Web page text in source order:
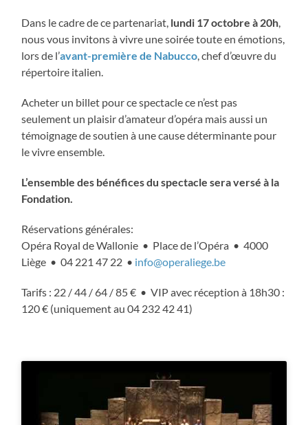
Dans le cadre de ce partenariat, lundi 17 octobre à 20h,
nous vous invitons à vivre une soirée toute en émotions,
lors de l’avant-première de Nabucco, chef d’œuvre du
répertoire italien.
Acheter un billet pour ce spectacle ce n’est pas
seulement un plaisir d’amateur d’opéra mais aussi un
témoignage de soutien à une cause déterminante pour
le vivre ensemble.
L’ensemble des bénéfices du spectacle sera versé à la
Fondation.
Réservations générales:
Opéra Royal de Wallonie • Place de l’Opéra • 4000
Liège • 04 221 47 22 • info@operaliege.be
Tarifs : 22 / 44 / 64 / 85 € • VIP avec réception à 18h30 :
120 € (uniquement au 04 232 42 41)